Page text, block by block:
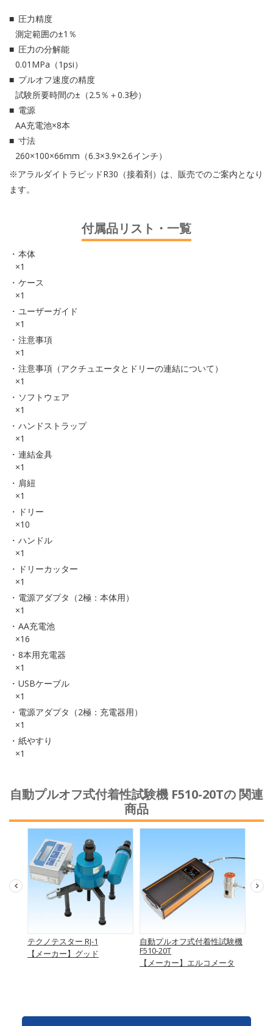
圧力精度
測定範囲の±1％
圧力の分解能
0.01MPa（1psi）
プルオフ速度の精度
試験所要時間の±（2.5％＋0.3秒）
電源
AA充電池×8本
寸法
260×100×66mm（6.3×3.9×2.6インチ）
※アラルダイトラピッドR30（接着剤）は、販売でのご案内となり
ます。
付属品リスト・一覧
本体
×1
ケース
×1
ユーザーガイド
×1
注意事項
×1
注意事項（アクチュエータとドリーの連結について）
×1
ソフトウェア
×1
ハンドストラップ
×1
連結金具
×1
肩紐
×1
ドリー
×10
ハンドル
×1
ドリーカッター
×1
電源アダプタ（2極：本体用）
×1
AA充電池
×16
8本用充電器
×1
USBケーブル
×1
電源アダプタ（2極：充電器用）
×1
紙やすり
×1
自動プルオフ式付着性試験機 F510-20Tの 関連
商品
テクノテスター RJ-1
【メーカー】グッド
自動プルオフ式付着性試験機
F510-20T
【メーカー】エルコメータ